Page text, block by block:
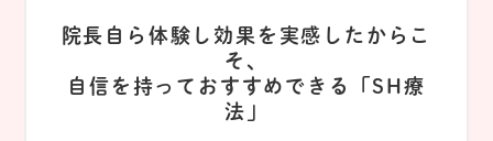
院長自ら体験し効果を実感したからこ
そ、
自信を持っておすすめできる「SH療
法」